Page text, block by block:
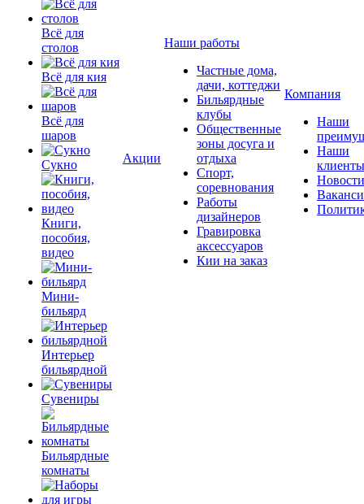
Всё для
столов
Всё для кия
Всё для
шаров
Сукно
Книги,
пособия,
видео
Мини-
бильярд
Интерьер
бильярдной
Сувениры
Бильярдные
комнаты
Акции
Наши работы
Частные дома,
дачи, коттеджи
Бильярдные
клубы
Общественные
зоны досуга и
отдыха
Спорт,
соревнования
Работы
дизайнеров
Гравировка
аксессуаров
Кии на заказ
Компания
Наши
Наши
клиенты
Новости